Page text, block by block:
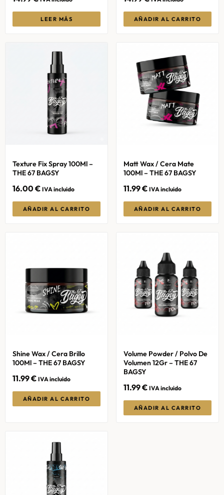
LEER MÁS AÑADIR AL CARRITO
Texture Fix Spray 100Ml –
THE 67 BAGSY
16.00€ IVA incluido
AÑADIR AL CARRITO
Matt Wax / Cera Mate
100Ml – THE 67 BAGSY
11.99€ IVA incluido
AÑADIR AL CARRITO
Shine Wax / Cera Brillo
100Ml – THE 67 BAGSY
11.99€ IVA incluido
AÑADIR AL CARRITO
Volume Powder / Polvo De
Volumen 12Gr – THE 67
BAGSY
11.99€ IVA incluido
AÑADIR AL CARRITO